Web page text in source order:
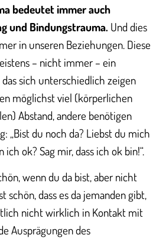
bedeutet immer auch
und Bindungstrauma. Und dies
in unseren Beziehungen. Diese
– nicht immer – ein
sich unterschiedlich zeigen
möglichst viel (körperlichen
Abstand, andere benötigen
„Bist du noch da? Liebst du mich
ich ok? Sag mir, dass ich ok bin!“.
wenn du da bist, aber nicht
schön, dass es da jemanden gibt,
nicht wirklich in Kontakt mit
Ausprägungen des